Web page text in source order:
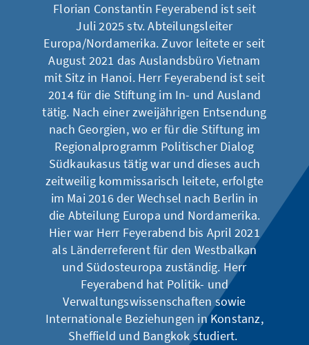
Florian Constantin Feyerabend ist seit
Juli 2025 stv. Abteilungsleiter
Europa/Nordamerika. Zuvor leitete er seit
August 2021 das Auslandsbüro Vietnam
mit Sitz in Hanoi. Herr Feyerabend ist seit
2014 für die Stiftung im In- und Ausland
tätig. Nach einer zweijährigen Entsendung
nach Georgien, wo er für die Stiftung im
Regionalprogramm Politischer Dialog
Südkaukasus tätig war und dieses auch
zeitweilig kommissarisch leitete, erfolgte
im Mai 2016 der Wechsel nach Berlin in
die Abteilung Europa und Nordamerika.
Hier war Herr Feyerabend bis April 2021
als Länderreferent für den Westbalkan
und Südosteuropa zuständig. Herr
Feyerabend hat Politik- und
Verwaltungswissenschaften sowie
Internationale Beziehungen in Konstanz,
Sheffield und Bangkok studiert.